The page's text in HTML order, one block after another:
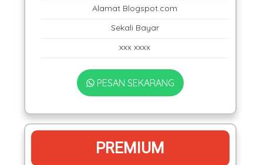
Alamat Blogspot.com
Sekali Bayar
xxx xxxx
PESAN SEKARANG
PREMIUM